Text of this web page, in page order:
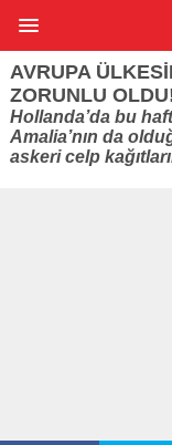
AVRUPA
ZORUNLU
Hollanda’da bu
Amalia’nın da
askeri celp